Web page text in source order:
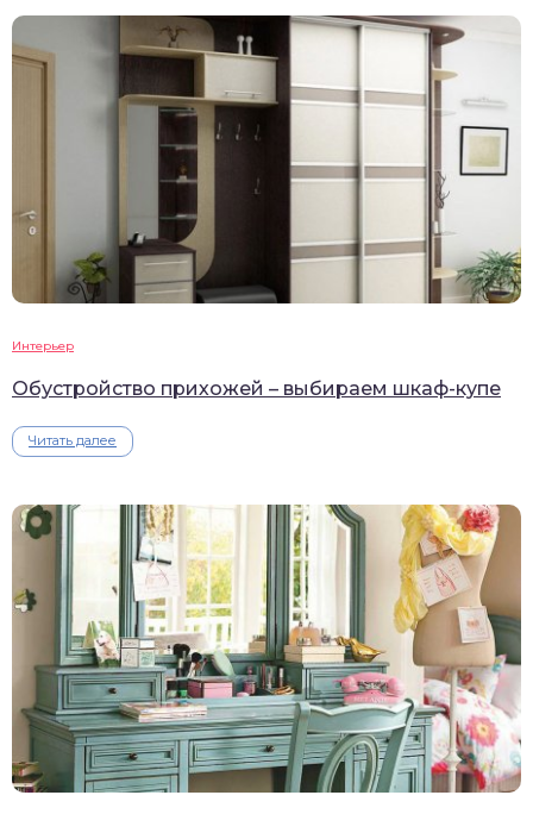
Интерьер
Обустройство прихожей – выбираем шкаф-купе
Читать далее